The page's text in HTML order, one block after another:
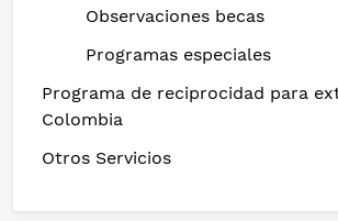
Observaciones becas
Programas especiales
Programa de reciprocidad para
Colombia
Otros Servicios